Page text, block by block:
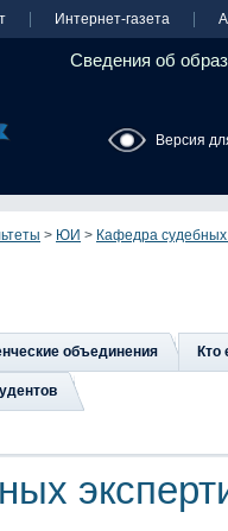
Интернет-газета
Сведения об
Версия
> ЮИ > Кафедра судебных
объединения Кто